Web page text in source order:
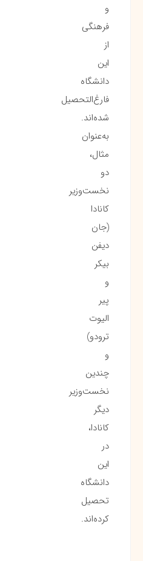
و
فرهنگی
از
این
دانشگاه
فارغ‌التحصیل
شده‌اند.
به‌عنوان
مثال،
دو
نخست‌وزیر
کانادا
(جان
دیفن
بیکر
و
پیر
الیوت
ترودو)
و
چندین
نخست‌وزیر
دیگر
کانادا،
در
این
دانشگاه
تحصیل
کرده‌اند.